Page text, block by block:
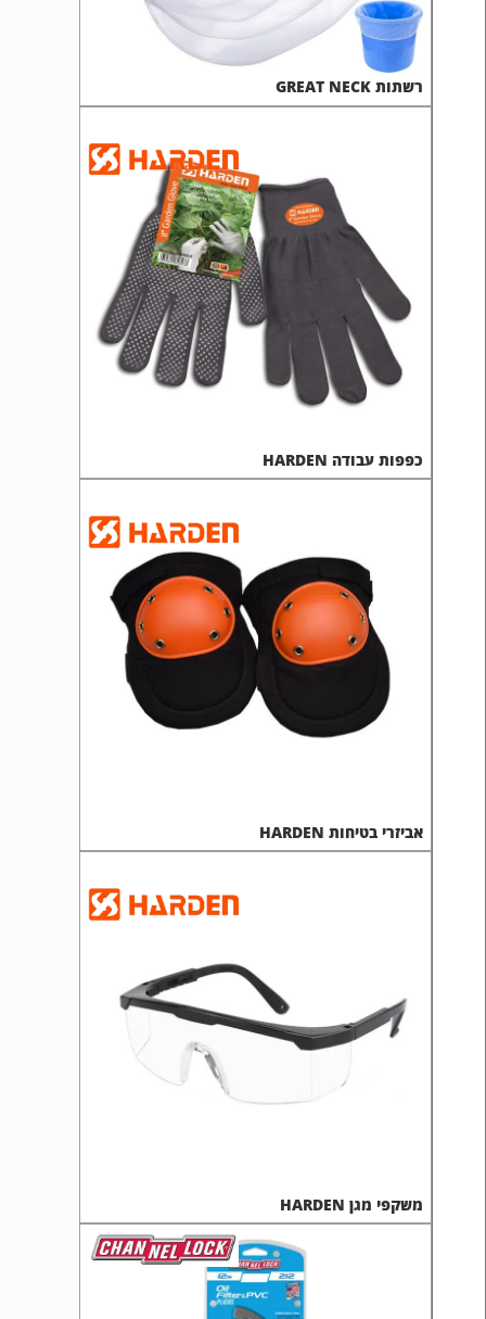
רשתות GREAT NECK
כפפות עבודה HARDEN
אביזרי בטיחות HARDEN
משקפי מגן HARDEN